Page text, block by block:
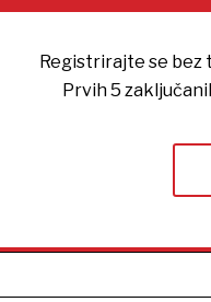
Registrirajte se bez
Prvih 5